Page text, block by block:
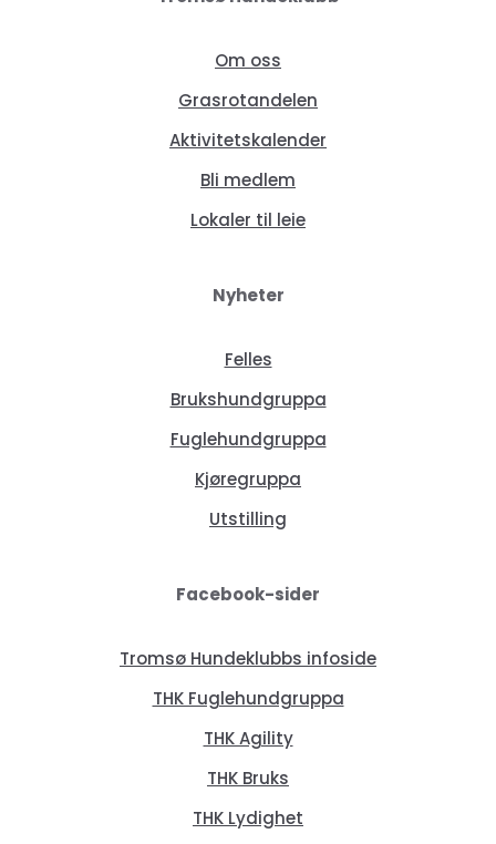
Om oss
Grasrotandelen
Aktivitetskalender
Bli medlem
Lokaler til leie
Nyheter
Felles
Brukshundgruppa
Fuglehundgruppa
Kjøregruppa
Utstilling
Facebook-sider
Tromsø Hundeklubbs infoside
THK Fuglehundgruppa
THK Agility
THK Bruks
THK Lydighet